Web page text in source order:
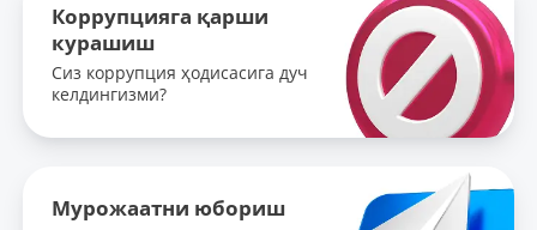
Коррупцияга қарши
курашиш
Сиз коррупция ҳодисасига дуч
келдингизми?
Мурожаатни юбориш